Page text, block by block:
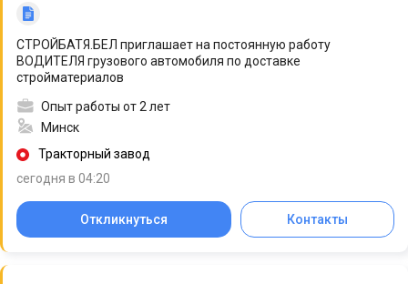
СТРОЙБАТЯ.БЕЛ приглашает на постоянную работу
ВОДИТЕЛЯ грузового автомобиля по доставке
стройматериалов
Опыт работы от 2 лет
Минск
Тракторный завод
сегодня в 04:20
Откликнуться Контакты